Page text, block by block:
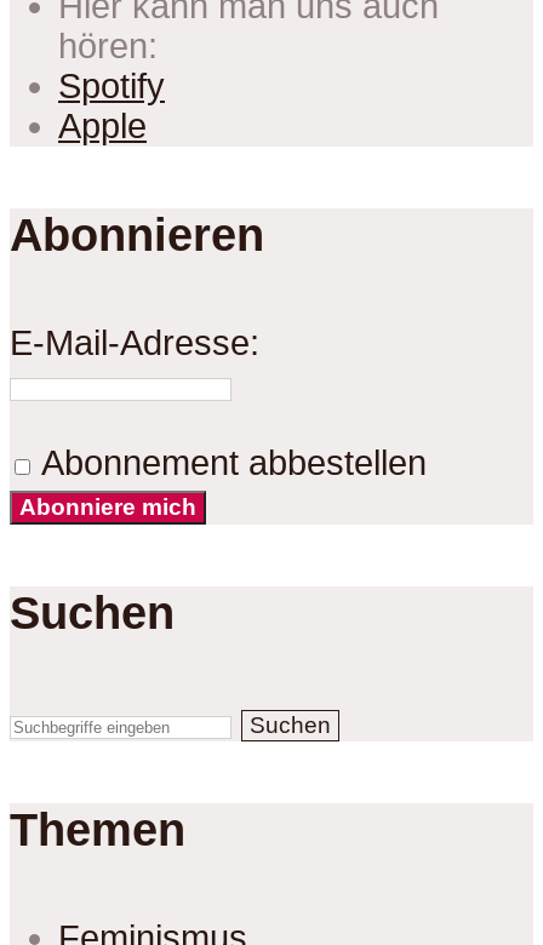
hören:
Spotify
Apple
Abonnieren
E-Mail-Adresse:
Abonnement abbestellen
Abonniere mich
Suchen
Suchen
Themen